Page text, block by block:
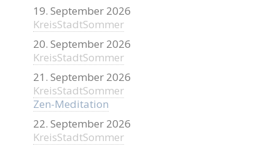
19. September 2026
KreisStadtSommer
20. September 2026
KreisStadtSommer
21. September 2026
KreisStadtSommer
Zen-Meditation
22. September 2026
KreisStadtSommer